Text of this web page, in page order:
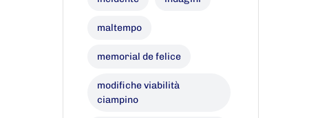
maltempo
memorial de felice
modifiche viabilità
ciampino